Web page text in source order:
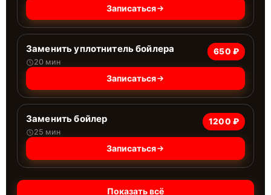
Записаться
Заменить уплотнитель бойлера
20 мин
650 ₽
Записаться
Заменить бойлер
25 мин
1200 ₽
Записаться
Показать всё